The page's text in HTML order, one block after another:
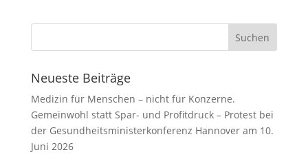
Neueste Beiträge
Medizin für Menschen – nicht für Konzerne.
Gemeinwohl statt Spar- und Profitdruck – Protest bei
der Gesundheitsministerkonferenz Hannover am 10.
Juni 2026